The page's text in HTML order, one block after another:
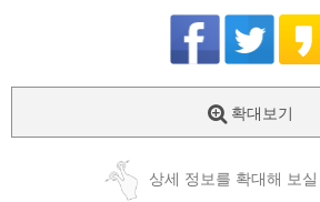
확대보기
상세 정보를 확대해 보